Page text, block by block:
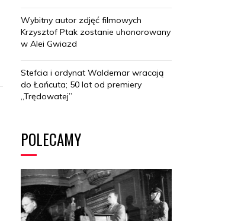
Wybitny autor zdjęć filmowych
Krzysztof Ptak zostanie uhonorowany
w Alei Gwiazd
Stefcia i ordynat Waldemar wracają
do Łańcuta; 50 lat od premiery
„Trędowatej”
POLECAMY